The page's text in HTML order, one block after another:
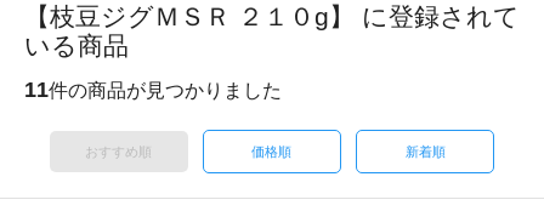
【枝豆ジグＭＳＲ ２１０g】 に登録されて
いる商品
11件の商品が見つかりました
おすすめ順 価格順 新着順